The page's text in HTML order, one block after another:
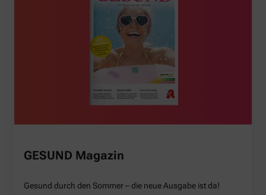
GESUND Magazin
Gesund durch den Sommer – die neue Ausgabe ist da!